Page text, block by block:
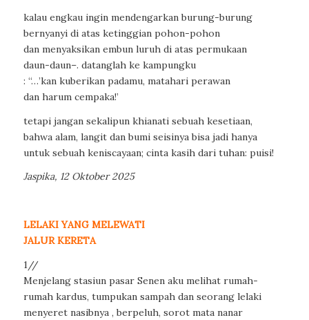
kalau engkau ingin mendengarkan burung-burung
bernyanyi di atas ketinggian pohon-pohon
dan menyaksikan embun luruh di atas permukaan
daun-daun–. datanglah ke kampungku
: “…’kan kuberikan padamu, matahari perawan
dan harum cempaka!’
tetapi jangan sekalipun khianati sebuah kesetiaan,
bahwa alam, langit dan bumi seisinya bisa jadi hanya
untuk sebuah keniscayaan; cinta kasih dari tuhan: puisi!
Jaspika, 12 Oktober 2025
LELAKI YANG MELEWATI
JALUR KERETA
1//
Menjelang stasiun pasar Senen aku melihat rumah-
rumah kardus, tumpukan sampah dan seorang lelaki
menyeret nasibnya , berpeluh, sorot mata nanar